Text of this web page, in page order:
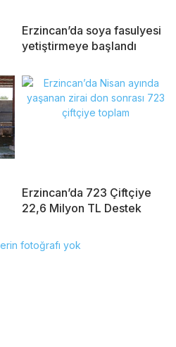
Erzincan’da soya fasulyesi
yetiştirmeye başlandı
Erzincan’da 723 Çiftçiye
22,6 Milyon TL Destek